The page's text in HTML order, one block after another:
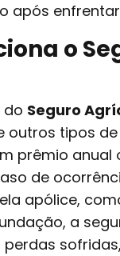
após
o
do Seguro
outros tipos de
prêmio anual
de
apólice,
a